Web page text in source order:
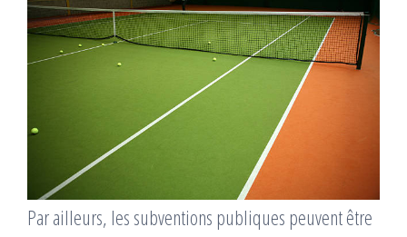
Par ailleurs, les subventions publiques peuvent être